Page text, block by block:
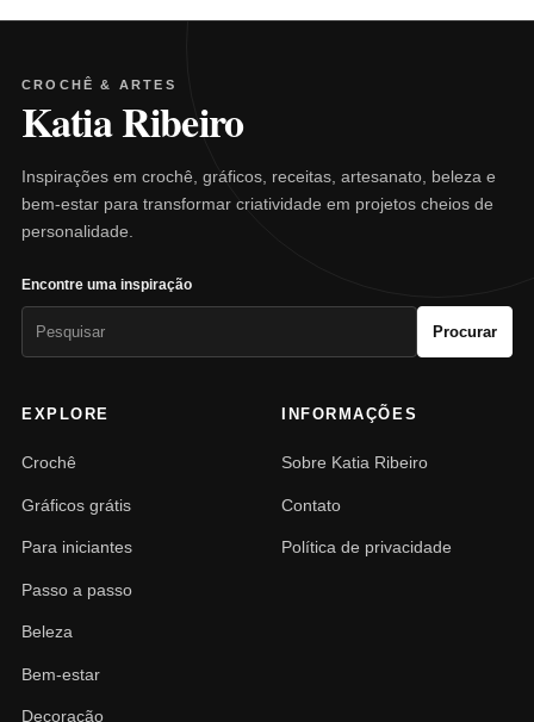
CROCHÊ & ARTES
Katia Ribeiro
Inspirações em crochê, gráficos, receitas, artesanato, beleza e
bem-estar para transformar criatividade em projetos cheios de
personalidade.
Encontre uma inspiração
Procurar
EXPLORE
Crochê
Gráficos grátis
Para iniciantes
Passo a passo
Beleza
Bem-estar
Decoração
INFORMAÇÕES
Sobre Katia Ribeiro
Contato
Política de privacidade